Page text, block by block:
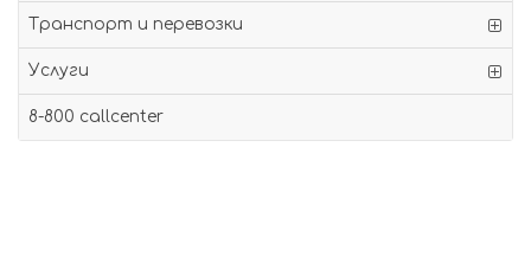
Транспорт и перевозки
Услуги
8-800 callcenter